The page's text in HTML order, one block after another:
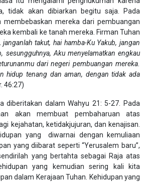
tidak akan dibiarkan begitu saja. Pada
membebaskan mereka dari pembuangan
kembali ke tanah mereka. Firman Tuhan
janganlah takut, hai hamba-Ku Yakub, jangan
sesungguhnya, Aku menyelamatkan engkau
dari negeri pembuangan mereka.
hidup tenang dan aman, dengan tidak ada
46:27)
dalam Wahyu 21: 5-27. Pada
akan membuat pembaharuan atas
kejahatan, ketidakjujuran, dan kenajisan.
yang diwarnai dengan kemuliaan
yang diibarat seperti “Yerusalem baru”,
yang bertahta sebagai Raja atas
yang kemudian sering kali kita
dalam Kerajaan Tuhan. Kehidupan yang